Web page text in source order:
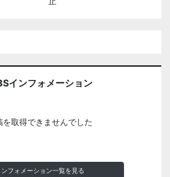
インフォメーション
を取得できませんでした
ンフォメーション一覧を見る